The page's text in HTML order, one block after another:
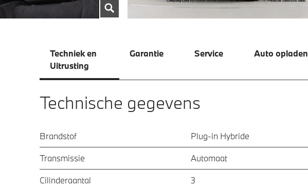
Techniek en
Uitrusting
Garantie Service Auto opladen
Technische gegevens
Brandstof Plug-in Hybride
Transmissie Automaat
Cilinderaantal 3